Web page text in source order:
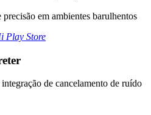
em ambientes barulhentos
Play Store
de cancelamento de ruído